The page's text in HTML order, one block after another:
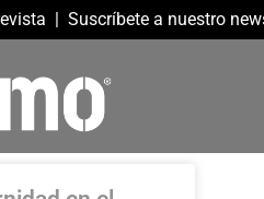
| Suscríbete a nuestro